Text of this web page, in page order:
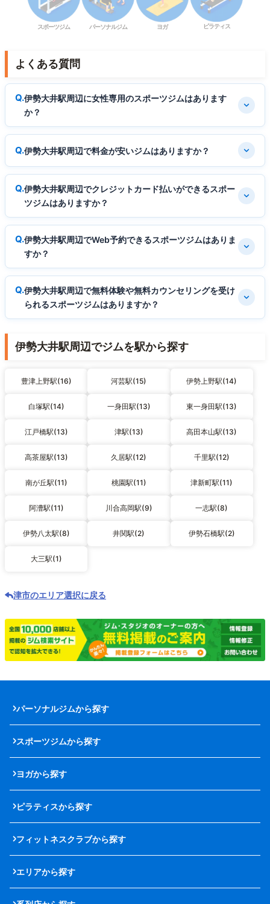
スポーツジム パーソナルジム ヨガ ピラティス
よくある質問
伊勢大井駅周辺に女性専用のスポーツジムはあります
か？
伊勢大井駅周辺で料金が安いジムはありますか？
伊勢大井駅周辺でクレジットカード払いができるスポー
ツジムはありますか？
伊勢大井駅周辺でWeb予約できるスポーツジムはありま
すか？
伊勢大井駅周辺で無料体験や無料カウンセリングを受け
られるスポーツジムはありますか？
伊勢大井駅周辺でジムを駅から探す
豊津上野駅(16) 河芸駅(15) 伊勢上野駅(14)
白塚駅(14) 一身田駅(13) 東一身田駅(13)
江戸橋駅(13) 津駅(13) 高田本山駅(13)
高茶屋駅(13) 久居駅(12) 千里駅(12)
南が丘駅(11) 桃園駅(11) 津新町駅(11)
阿漕駅(11) 川合高岡駅(9) 一志駅(8)
伊勢八太駅(8) 井関駅(2) 伊勢石橋駅(2)
大三駅(1)
津市のエリア選択に戻る
パーソナルジムから探す
スポーツジムから探す
ヨガから探す
ピラティスから探す
フィットネスクラブから探す
エリアから探す